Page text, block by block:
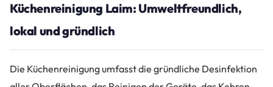
Küchenreinigung Laim: Umweltfreundlich,
lokal und gründlich
Die Küchenreinigung umfasst die gründliche Desinfektion